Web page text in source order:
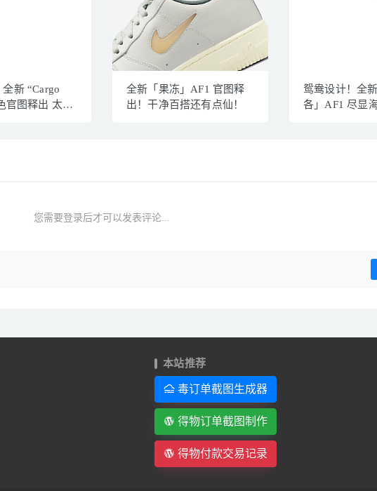
全新 “Cargo
图释出 太帅
全新「果冻」AF1 官图释
出！干净百搭还有点仙！
鸳鸯设计！全
各」AF1 尽显
您需要登录后才可以发表评论...
本站推荐
毒订单截图生成器
得物订单截图制作
得物付款交易记录